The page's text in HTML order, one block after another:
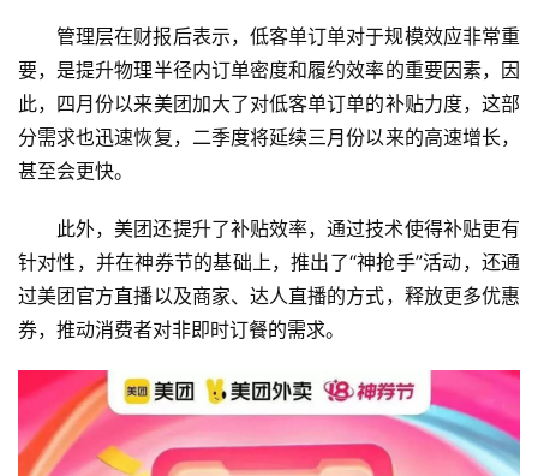
管理层在财报后表示，低客单订单对于规模效应非常重
要，是提升物理半径内订单密度和履约效率的重要因素，因
此，四月份以来美团加大了对低客单订单的补贴力度，这部
分需求也迅速恢复，二季度将延续三月份以来的高速增长，
甚至会更快。
此外，美团还提升了补贴效率，通过技术使得补贴更有
针对性，并在神券节的基础上，推出了“神抢手”活动，还通
过美团官方直播以及商家、达人直播的方式，释放更多优惠
券，推动消费者对非即时订餐的需求。